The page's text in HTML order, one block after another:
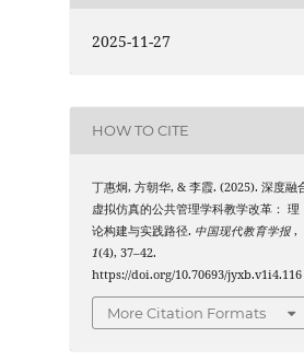
2025-11-27
HOW TO CITE
丁惠炯, 方朝华, & 李霞. (2025). 深度融
虚拟仿真的公共管理学科教学改革： 理
论构建与实践路径. 中国现代教育学报,
1(4), 37–42.
https://doi.org/10.70693/jyxb.v1i4.116
More Citation Formats